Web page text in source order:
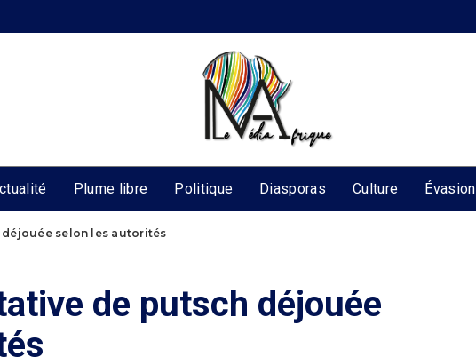
Plume libre Politique Diasporas Culture Évasion
selon les autorités
de putsch déjouée